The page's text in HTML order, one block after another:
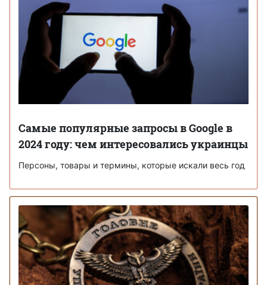
Самые популярные запросы в Google в
2024 году: чем интересовались украинцы
Персоны, товары и термины, которые искали весь год